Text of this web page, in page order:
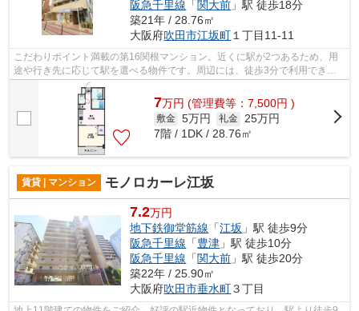
阪急千里線 「関大前 」駅 徒歩18分
築21年 / 28.76㎡
大阪府吹田市江坂町 １丁目11-11
こだわりポイント満載の第16関根マンション。近くに駅が2つあるため、用
途や行き先に応じて駅を選べる物件です。周辺には、徒歩3分で利用できる
駅があります。共用部には敷地内ごみ置...
7万円 (管理費等：7,500円 )
敷金 5万円 礼金 25万円
7階 / 1DK / 28.76㎡
賃貸 | マンション モノロカーレ江坂
7.2万円
地下鉄御堂筋線 「江坂 」駅 徒歩9分
阪急千里線 「豊津 」駅 徒歩10分
阪急千里線 「関大前 」駅 徒歩20分
築22年 / 25.90㎡
大阪府吹田市垂水町３丁目